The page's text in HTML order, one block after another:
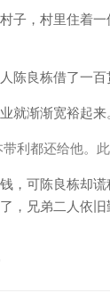
子，村里住着
陈良栋借了一百
就渐渐宽裕起来
利都还给他。此
，可陈良栋却
，兄弟二人依旧